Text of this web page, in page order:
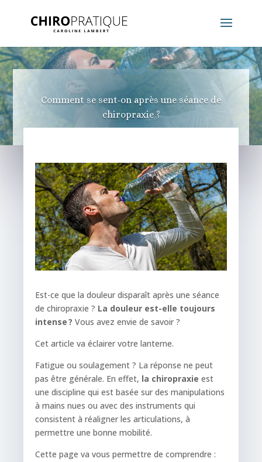
Comment se sent-on après une séance de
chiropraxie ?
Est-ce que la douleur disparaît après une séance
de chiropraxie ? La douleur est-elle toujours
intense ? Vous avez envie de savoir ?
Cet article va éclairer votre lanterne.
Fatigue ou soulagement ? La réponse ne peut
pas être générale. En effet, la chiropraxie est
une discipline qui est basée sur des manipulations
à mains nues ou avec des instruments qui
consistent à réaligner les articulations, à
permettre une bonne mobilité.
Cette page va vous permettre de comprendre :